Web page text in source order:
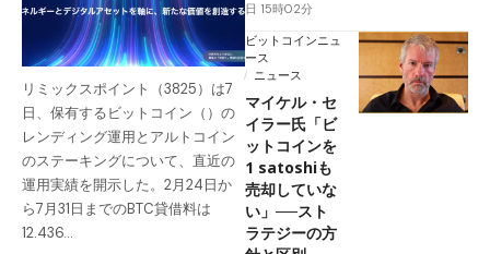
リミックスポイント（3825）は7
日、保有するビットコイン（）の
レンディング運用とアルトコイン
のステーキングについて、直近の
運用実績を開示した。2月24日か
ら7月31日までのBTC貸借料は
12.436…
日 15時02分
ビットコインニュ
ース
ニュース
マイケル・セ
イラー氏「ビ
ットコインを
1 satoshiも
売却していな
い」──スト
ラテジーの方